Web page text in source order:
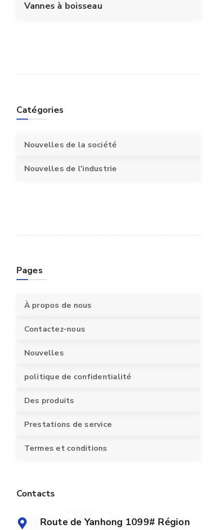
Vannes à boisseau
Catégories
Nouvelles de la société
Nouvelles de l'industrie
Pages
À propos de nous
Contactez-nous
Nouvelles
politique de confidentialité
Des produits
Prestations de service
Termes et conditions
Contacts
Route de Yanhong 1099# Région